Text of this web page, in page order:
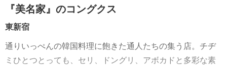
『美名家』のコングクス
東新宿
通りいっぺんの韓国料理に飽きた通人たちの集う店。チヂ
ミひとつとっても、セリ、ドングリ、アボカドと多彩な素